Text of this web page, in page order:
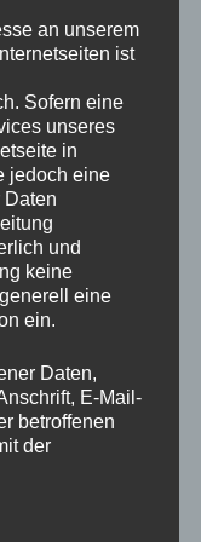
die Basics des
Drehbank und mit
Auch das
Schärfen werden
ist, bitte schnell
anmelden.
– inkl. Ust.
bis 18 Uhr.
brauchen),
an unserem
ist
Sofern eine
unseres
in
jedoch eine
Daten
und
keine
eine
ein.
Daten,
E-Mail-
betroffenen
der